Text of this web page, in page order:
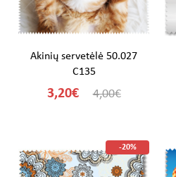
Akinių servetėlė 50.027
C135
3,20€ 4,00€
-20%